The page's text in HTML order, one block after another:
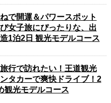
で開運＆パワースポット
女子旅にぴったりな、出
1泊2日 観光モデルコース
行で訪れたい！王道観光
タカーで爽快ドライブ！2
観光モデルコース